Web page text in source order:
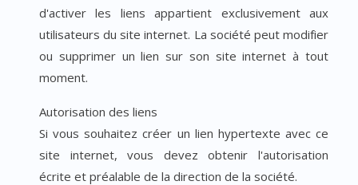
d'activer les liens appartient exclusivement aux
utilisateurs du site internet. La société peut modifier
ou supprimer un lien sur son site internet à tout
moment.
Autorisation des liens
Si vous souhaitez créer un lien hypertexte avec ce
site internet, vous devez obtenir l'autorisation
écrite et préalable de la direction de la société.